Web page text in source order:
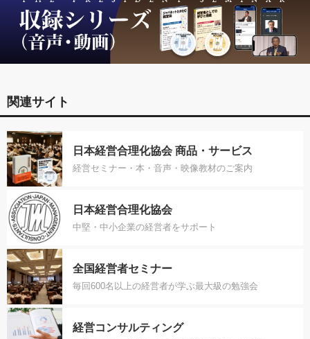
関連サイト
日本経営合理化協会 商品・サービス
経営セミナー・本・音声・映像教材のご案内
日本経営合理化協会
中堅・中小企業の経営者をサポート
全国経営者セミナー
毎回600名以上の経営者が学ぶ最大級の勉強会
経営コンサルティング